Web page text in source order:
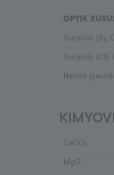
OPTIK
Yorqinlik (Ry,
Yorqinlik (CIE
Namlik
CaCO3
MgO